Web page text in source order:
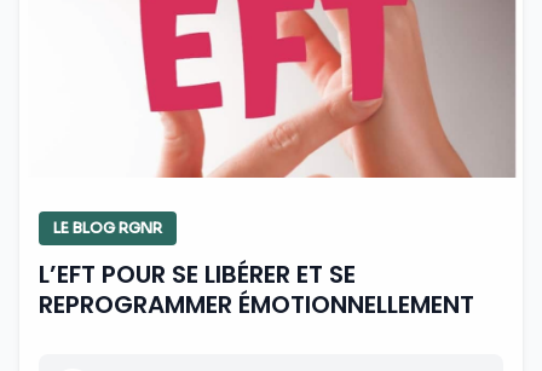
LE BLOG RGNR
L’EFT POUR SE LIBÉRER ET SE
REPROGRAMMER ÉMOTIONNELLEMENT